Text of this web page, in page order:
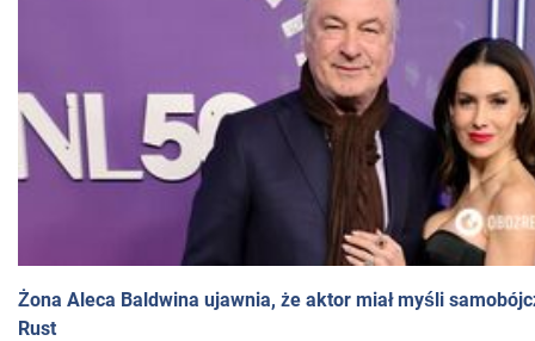
Żona Aleca Baldwina ujawnia, że aktor miał myśli
Rust